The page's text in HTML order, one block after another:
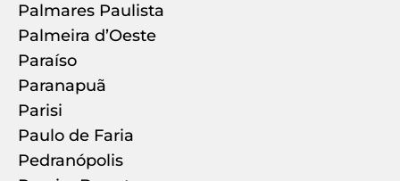
Palmares Paulista
Palmeira d’Oeste
Paraíso
Paranapuã
Parisi
Paulo de Faria
Pedranópolis